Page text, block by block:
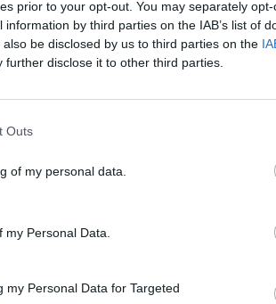
prior to your opt-out. You may separately
by third parties on the IAB’s list of
be disclosed by us to third parties on the
further disclose it to other third parties.
Outs
of my personal data.
Personal Data.
Personal Data for Targeted